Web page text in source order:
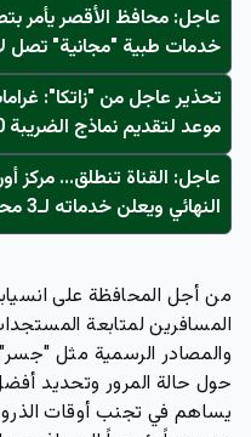
عاجل: محافظ الأقصر يأمر
خدمات طبية "مجانية" تصل
تحذير عاجل من "زاتكا":
موعد لتقديم نماذج الضريبة 10 يوليو!
عاجل: القناة تنطلق... مركز
النهائي ويعلن خدماته لـ3 محافظات - التفاصيل الكاملة
من أجل المحافظة على
المسافرين لمتابعة
والمصادر الرسمية مثل
حول حالة المرور وتحديد
يساهم في تجنب أوقات